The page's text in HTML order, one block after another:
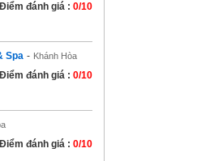
Điểm đánh giá : 0/10
Spa - Khánh Hòa
Điểm đánh giá : 0/10
Điểm đánh giá : 0/10